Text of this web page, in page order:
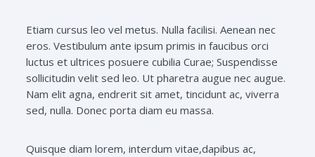
Etiam cursus leo vel metus. Nulla facilisi. Aenean nec
eros. Vestibulum ante ipsum primis in faucibus orci
luctus et ultrices posuere cubilia Curae; Suspendisse
sollicitudin velit sed leo. Ut pharetra augue nec augue.
Nam elit agna, endrerit sit amet, tincidunt ac, viverra
sed, nulla. Donec porta diam eu massa.
Quisque diam lorem, interdum vitae,dapibus ac,